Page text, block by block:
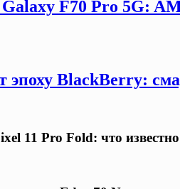
Galaxy F70 Pro 5G:
эпоху BlackBerry:
11 Pro Fold: что